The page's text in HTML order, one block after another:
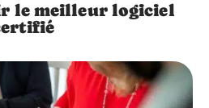
le meilleur logiciel